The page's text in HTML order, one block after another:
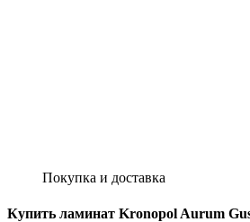
Покупка и доставка
Купить ламинат Kronopol Aurum